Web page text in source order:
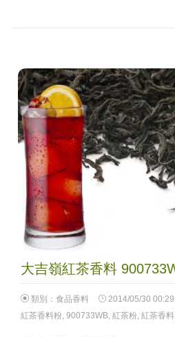
大吉嶺紅茶香料
類別： 食品香料 2014/05/30
紅茶香料粉, 900733WB, 紅茶粉, 紅茶香料